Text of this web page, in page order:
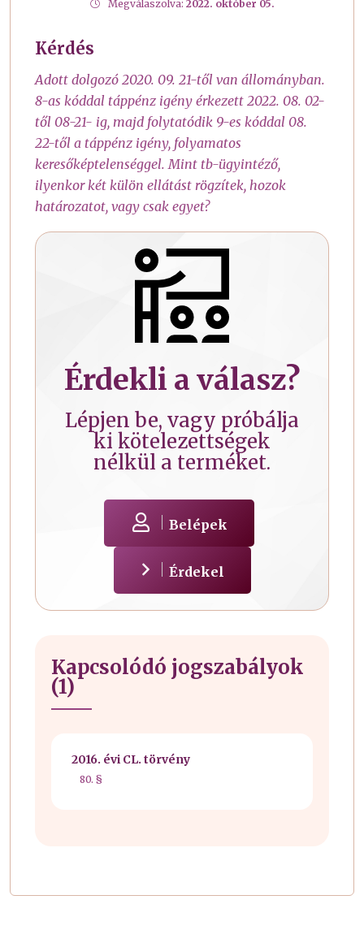
Megválaszolva: 2022. október 05.
Kérdés
Adott dolgozó 2020. 09. 21-től van állományban.
8-as kóddal táppénz igény érkezett 2022. 08. 02-
től 08-21- ig, majd folytatódik 9-es kóddal 08.
22-től a táppénz igény, folyamatos
keresőképtelenséggel. Mint tb-ügyintéző,
ilyenkor két külön ellátást rögzítek, hozok
határozatot, vagy csak egyet?
Érdekli a válasz?
Lépjen be, vagy próbálja
ki kötelezettségek
nélkül a terméket.
Belépek
Érdekel
Kapcsolódó jogszabályok
(1)
2016. évi CL. törvény
80. §